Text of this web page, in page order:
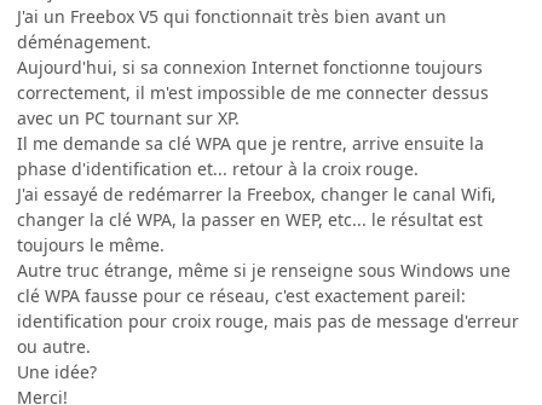
J'ai un Freebox V5 qui fonctionnait très bien avant un
déménagement.
Aujourd'hui, si sa connexion Internet fonctionne toujours
correctement, il m'est impossible de me connecter dessus
avec un PC tournant sur XP.
Il me demande sa clé WPA que je rentre, arrive ensuite la
phase d'identification et... retour à la croix rouge.
J'ai essayé de redémarrer la Freebox, changer le canal Wifi,
changer la clé WPA, la passer en WEP, etc... le résultat est
toujours le même.
Autre truc étrange, même si je renseigne sous Windows une
clé WPA fausse pour ce réseau, c'est exactement pareil:
identification pour croix rouge, mais pas de message d'erreur
ou autre.
Une idée?
Merci!